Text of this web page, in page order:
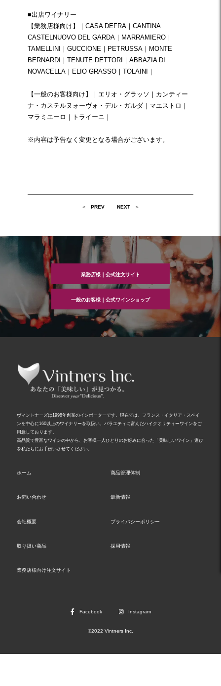
■出店ワイナリー
【業務店様向け】｜ CASA DEFRA ｜ CANTINA
CASTELNUOVO DEL GARDA ｜ MARRAMIERO ｜
TAMELLINI ｜ GUCCIONE ｜ PETRUSSA ｜ MONTE
BERNARDI ｜ TENUTE DETTORI ｜ ABBAZIA DI
NOVACELLA ｜ ELIO GRASSO ｜ TOLAINI ｜
【一般のお客様向け】｜ エリオ・グラッソ ｜ カンティー
ナ・カステルヌォーヴォ・デル・ガルダ ｜ マエストロ ｜
マラミエーロ ｜ トライーニ ｜
※内容は予告なく変更となる場合がございます。
ゲ
PREV NEXT
業務店様｜公式注文サイト
一般のお客様｜公式ワインショップ
ヴィントナーズは1998年創業のインポーターです。現在では、フランス・イタリア・スペイ
ンを中心に160以上のワイナリーを取扱い、バラエティに富んだハイクオリティーワインをご
用意しております。
高品質で豊富なワインの中から、お客様一人ひとりのお好みに合った「美味しいワイン」選び
を私たちにお手伝いさせてください。
ホーム 商品管理体制
お問い合わせ 最新情報
会社概要 プライバシーポリシー
取り扱い商品 採用情報
業務店様向け注文サイト
Facebook Instagram
©2022 Vintners Inc.